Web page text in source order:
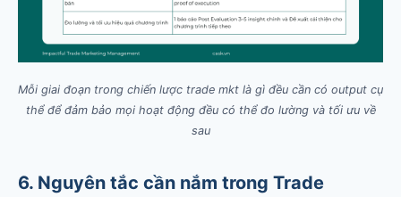
Mỗi giai đoạn trong chiến lược trade mkt là gì đều cần có output cụ
thể để đảm bảo mọi hoạt động đều có thể đo lường và tối ưu về
sau
6. Nguyên tắc cần nắm trong Trade